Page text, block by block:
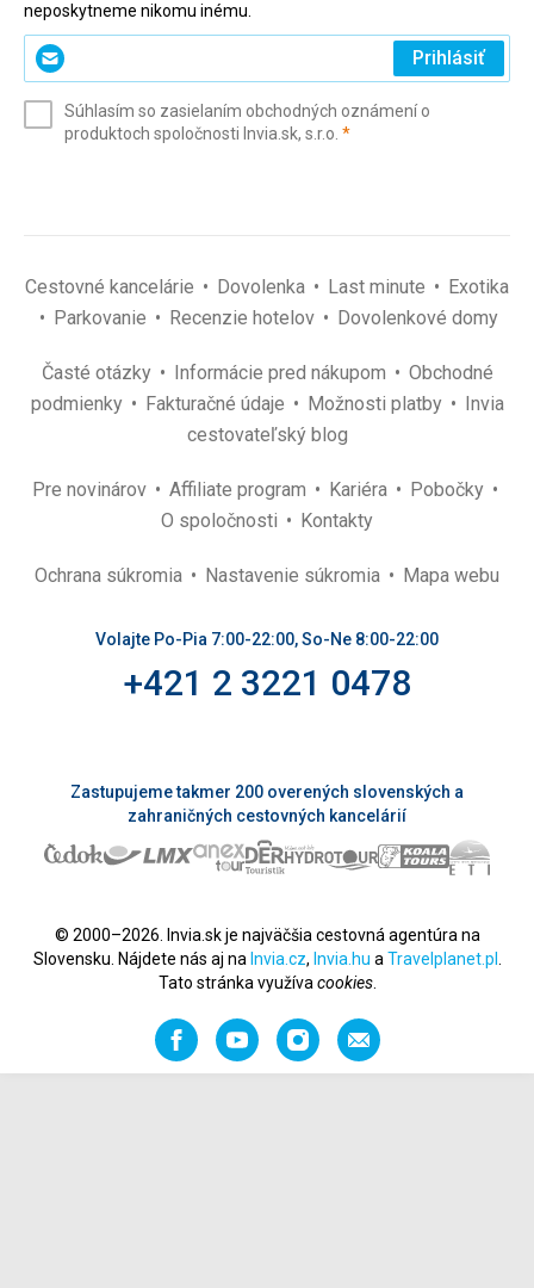
neposkytneme nikomu inému.
Zadajte
svoj
(povinné)
Prihlásiť
Súhlasím so zasielaním obchodných oznámení o
produktoch spoločnosti Invia.sk, s.r.o. *(povinné)
Cestovné kancelárie Dovolenka Last minute
Exotika
Parkovanie
Recenzie hotelov Dovolenkové domy
Časté otázky Informácie pred nákupom
Obchodné
podmienky
Fakturačné údaje Možnosti platby
Invia
cestovateľský blog
Pre novinárov Affiliate program Kariéra
Pobočky
O spoločnosti
Kontakty
Ochrana súkromia Nastavenie súkromia Mapa webu
Volajte Po-Pia 7:00-22:00, So-Ne 8:00-22:00
+421 2 3221 0478
Zastupujeme takmer 200 overených slovenských a
zahraničných cestovných kancelárií
© 2000–2026. Invia.sk je najväčšia cestovná agentúra na
Slovensku. Nájdete nás aj na Invia.cz, Invia.hu a Travelplanet.pl
Tato stránka využíva cookies.
FacebookYouTubeInstagramOdporučiť